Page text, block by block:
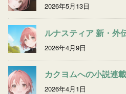
2026年5月13日
ルナスティア 新・外
2026年4月9日
カクヨムへの小説連
2026年4月1日